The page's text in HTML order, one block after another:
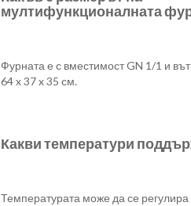
мултифункционалната
Фурната е с вместимост GN 1/1 и
64 x 37 x 35 см.
Какви температури
Температурата може да се регулира